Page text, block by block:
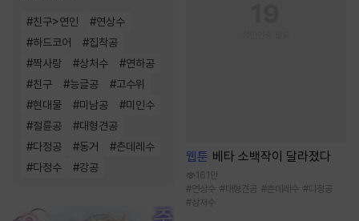
#친구>연인 #연상수
#하드코어 #집착공
#짝사랑 #상처수 #연하공
#친구 #능글공 #고수위
#현대물 #미남공 #미인수
#절륜공 #대형견공
#다정공 #동거 #츤데레수
#다정수 #강공
웹툰 베타 소백작이 달라졌다
161만
#연상수 #대형견공 #츤데레수 #다정공
#상처수